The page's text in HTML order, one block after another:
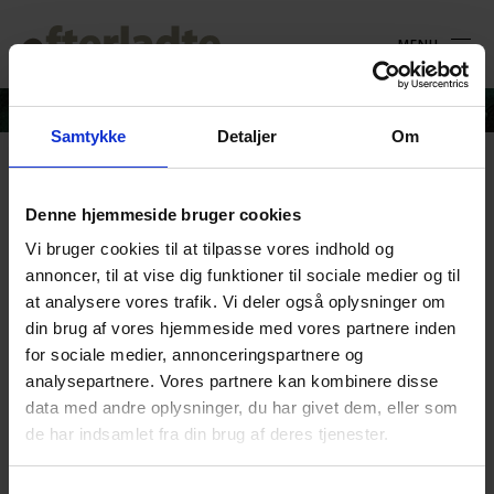
Samtykke Detaljer Om
Denne hjemmeside bruger cookies
Vi bruger cookies til at tilpasse vores indhold og
annoncer, til at vise dig funktioner til sociale medier og til
at analysere vores trafik. Vi deler også oplysninger om
din brug af vores hjemmeside med vores partnere inden
for sociale medier, annonceringspartnere og
analysepartnere. Vores partnere kan kombinere disse
data med andre oplysninger, du har givet dem, eller som
de har indsamlet fra din brug af deres tjenester.
MENU
4. juni 2021